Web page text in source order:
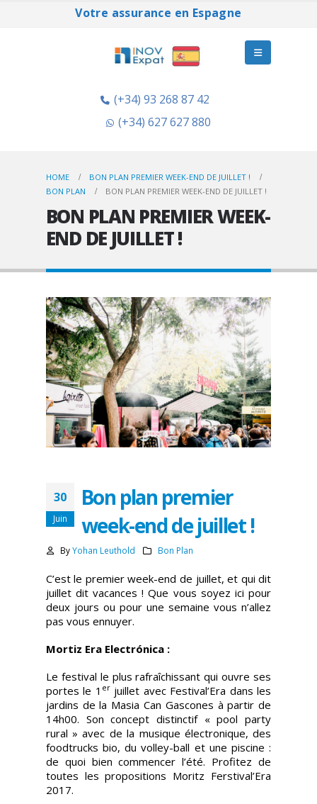
Votre assurance en Espagne
(+34) 93 268 87 42
(+34) 627 627 880
HOME
BON PLAN PREMIER WEEK-END DE JUILLET !
BON PLAN
BON PLAN PREMIER WEEK-END DE JUILLET !
BON PLAN PREMIER WEEK-
END DE JUILLET !
30
Juin
Bon plan premier
week-end de juillet !
By Yohan Leuthold Bon Plan
C’est le premier week-end de juillet, et qui dit
juillet dit vacances ! Que vous soyez ici pour
deux jours ou pour une semaine vous n’allez
pas vous ennuyer.
Mortiz Era Electrónica :
Le festival le plus rafraîchissant qui ouvre ses
portes le 1 erjuillet avec Festival’Era dans les
jardins de la Masia Can Gascones à partir de
14h00. Son concept distinctif « pool party
rural » avec de la musique électronique, des
foodtrucks bio, du volley-ball et une piscine :
de quoi bien commencer l’été. Profitez de
toutes les propositions Moritz Ferstival’Era
2017.